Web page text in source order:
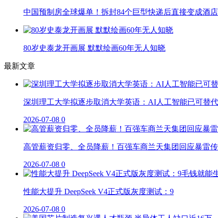
中国预制房全球爆单！拆封84个巨型快递后直接变成酒店
80岁史泰龙开画展 默默绘画60年无人知晓
最新文章
深圳理工大学拟逐步取消大学英语：AI人工智能已可替代
2026-07-08 0
高管薪资归零、全员降薪！百强车商兰天集团回应暴雷
2026-07-08 0
性能大提升 DeepSeek V4正式版灰度测试：9
2026-07-08 0